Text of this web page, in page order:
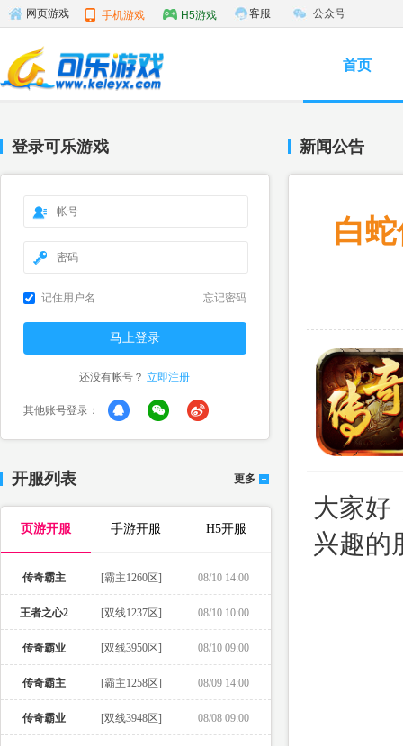
网页游戏 手机游戏 H5游戏 客服 公众号
首页
登录可乐游戏
记住用户名 忘记密码
还没有帐号？ 立即注册
其他账号登录：
开服列表 更多
页游开服 手游开服 H5开服
传奇霸主 [霸主1260区] 08/10 14:00
王者之心2 [双线1237区] 08/10 10:00
传奇霸业 [双线3950区] 08/10 09:00
传奇霸主 [霸主1258区] 08/09 14:00
传奇霸业 [双线3948区] 08/08 09:00
新闻公告
白
大家好
兴趣的